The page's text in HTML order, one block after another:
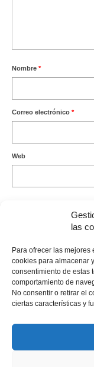
las
Para ofrecer las
cookies para almacenar
consentimiento de estas
comportamiento de
No consentir o retirar el
ciertas características y
Nombre *
Correo electrónico *
Web
procesan los datos